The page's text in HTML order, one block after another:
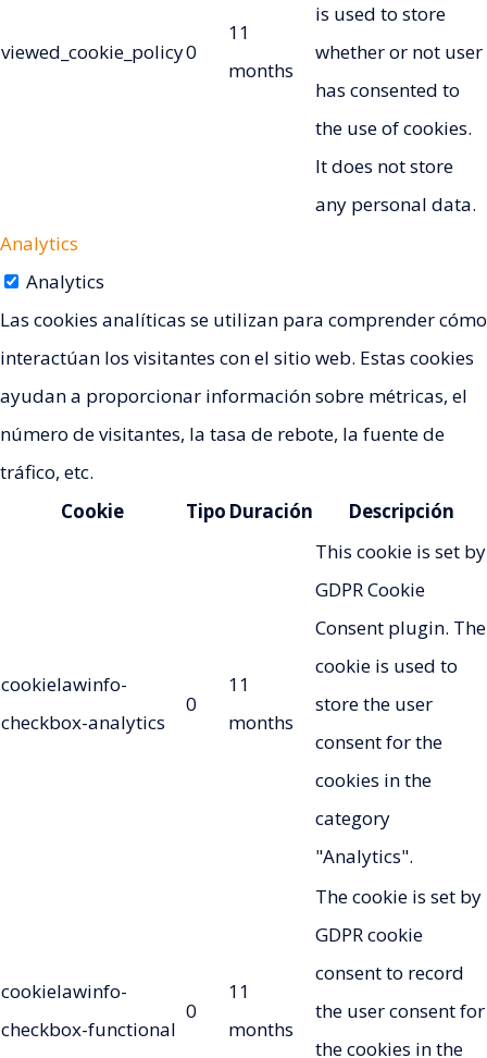
viewed_cookie_policy0
11
months
is used to store
whether or not user
has consented to
the use of cookies.
It does not store
any personal data.
Analytics
Analytics
Las cookies analíticas se utilizan para comprender cómo
interactúan los visitantes con el sitio web. Estas cookies
ayudan a proporcionar información sobre métricas, el
número de visitantes, la tasa de rebote, la fuente de
tráfico, etc.
Cookie
Tipo Duración Descripción
cookielawinfo-
checkbox-analytics
0
11
months
This cookie is set by
GDPR Cookie
Consent plugin. The
cookie is used to
store the user
consent for the
cookies in the
category
"Analytics".
cookielawinfo-
checkbox-functional
0
11
months
The cookie is set by
GDPR cookie
consent to record
the user consent for
the cookies in the